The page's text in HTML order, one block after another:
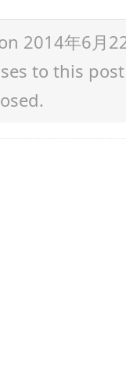
2014年6月
to this